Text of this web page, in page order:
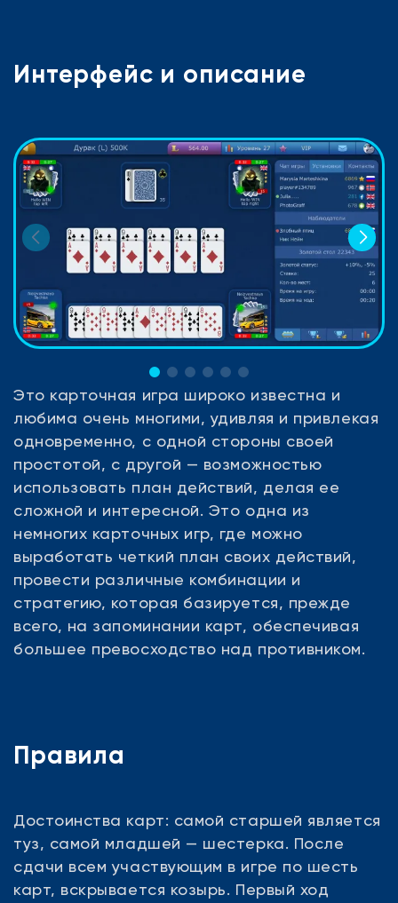
Интерфейс и описание
Это карточная игра широко известна и
любима очень многими, удивляя и привлекая
одновременно, с одной стороны своей
простотой, с другой — возможностью
использовать план действий, делая ее
сложной и интересной. Это одна из
немногих карточных игр, где можно
выработать четкий план своих действий,
провести различные комбинации и
стратегию, которая базируется, прежде
всего, на запоминании карт, обеспечивая
большее превосходство над противником.
Правила
Достоинства карт: самой старшей является
туз, самой младшей — шестерка. После
сдачи всем участвующим в игре по шесть
карт, вскрывается козырь. Первый ход